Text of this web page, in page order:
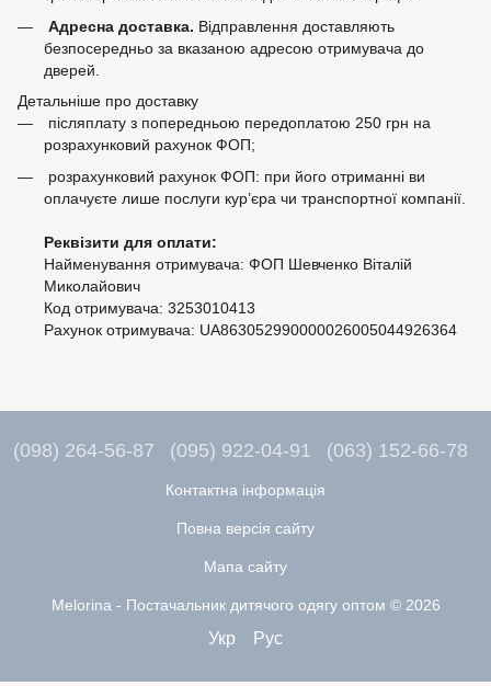
Адресна доставка. Відправлення доставляють
безпосередньо за вказаною адресою отримувача до
дверей.
Детальніше про доставку
післяплату з попередньою передоплатою 250 грн на
розрахунковий рахунок ФОП;
розрахунковий рахунок ФОП: при його отриманні ви
оплачуєте лише послуги кур’єра чи транспортної компанії.
Реквізити для оплати:
Найменування отримувача: ФОП Шевченко Віталій
Миколайович
Код отримувача: 3253010413
Рахунок отримувача: UA863052990000026005044926364
(098) 264-56-87 (095) 922-04-91 (063) 152-66-78
Контактна інформація
Повна версія сайту
Мапа сайту
Melorina - Постачальник дитячого одягу оптом © 2026
Укр Рус